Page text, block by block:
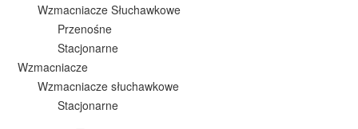
Wzmacniacze Słuchawkowe
Przenośne
Stacjonarne
Wzmacniacze
Wzmacniacze słuchawkowe
Stacjonarne